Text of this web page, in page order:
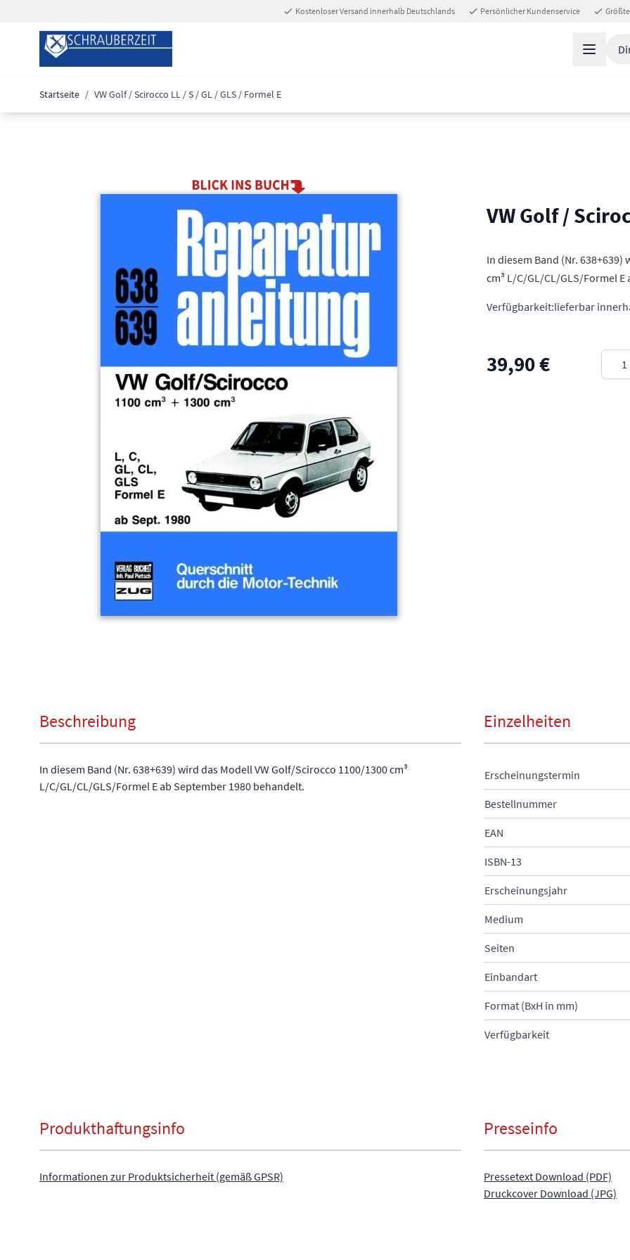
Kostenloser Versand innerhalb Deutschlands Persönlicher Kundenservice
Startseite / VW Golf / Scirocco LL / S / GL / GLS / Formel E
VW Golf /
In diesem Band (Nr.
cm³ L/C/GL/CL/GLS/Formel
Verfügbarkeit:lieferbar
39,90 €
Beschreibung
In diesem Band (Nr. 638+639) wird das Modell VW Golf/Scirocco 1100/1300 cm³
L/C/GL/CL/GLS/Formel E ab September 1980 behandelt.
Einzelheiten
Erscheinungstermin
Bestellnummer
EAN
ISBN-13
Erscheinungsjahr
Medium
Seiten
Einbandart
Format (BxH in mm)
Verfügbarkeit
Produkthaftungsinfo
Informationen zur Produktsicherheit (gemäß GPSR)
Presseinfo
Pressetext Download (PDF)
Druckcover Download (JPG)